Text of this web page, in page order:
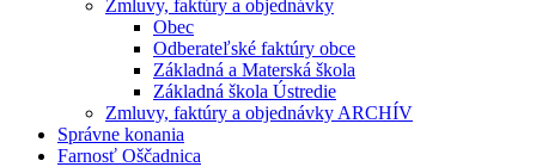
Zmluvy, faktúry a objednávky
Obec
Odberateľské faktúry obce
Základná a Materská škola
Základná škola Ústredie
Zmluvy, faktúry a objednávky ARCHÍV
Správne konania
Farnosť Oščadnica